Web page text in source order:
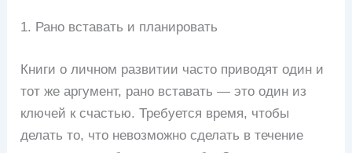
1. Рано вставать и планировать
Книги о личном развитии часто приводят один и
тот же аргумент, рано вставать — это один из
ключей к счастью. Требуется время, чтобы
делать то, что невозможно сделать в течение